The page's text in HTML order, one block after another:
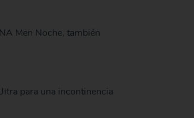
Men Noche, también
para una incontinencia